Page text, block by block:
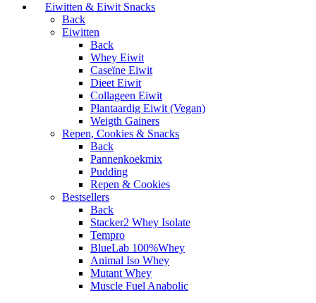
Eiwitten & Eiwit Snacks
Back
Eiwitten
Back
Whey Eiwit
Caseïne Eiwit
Dieet Eiwit
Collageen Eiwit
Plantaardig Eiwit (Vegan)
Weigth Gainers
Repen, Cookies & Snacks
Back
Pannenkoekmix
Pudding
Repen & Cookies
Bestsellers
Back
Stacker2 Whey Isolate
Tempro
BlueLab 100%Whey
Animal Iso Whey
Mutant Whey
Muscle Fuel Anabolic